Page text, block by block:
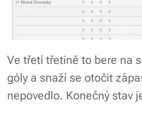
Ve třetí třetině to bere na
góly a snaží se otočit
nepovedlo. Konečný stav